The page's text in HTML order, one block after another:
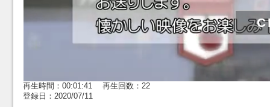
再生時間：00:01:41 再生回数：22
登録日：2020/07/11